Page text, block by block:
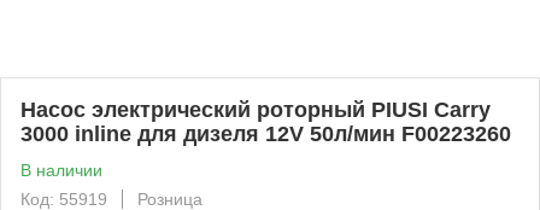
Насос электрический роторный PIUSI Carry
3000 inline для дизеля 12V 50л/мин F00223260
В наличии
Код: 55919
Розница